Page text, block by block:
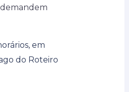
em
do Roteiro